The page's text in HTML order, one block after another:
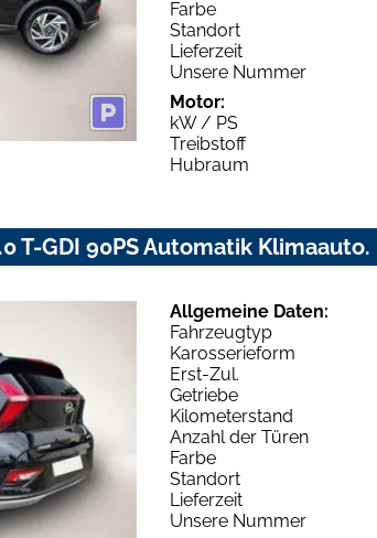
Farbe
Standort
Lieferzeit
Unsere Nummer
Motor:
kW / PS
Treibstoff
Hubraum
T-GDI 90PS Automatik Klimaauto.
Allgemeine Daten:
Fahrzeugtyp
Karosserieform
Erst-Zul.
Getriebe
Kilometerstand
Anzahl der Türen
Farbe
Standort
Lieferzeit
Unsere Nummer